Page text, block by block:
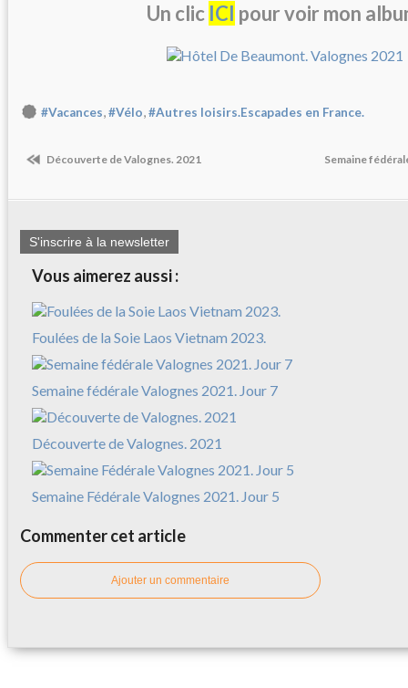
Un clic ICI pour voir mon
#Vacances,#Vélo,#Autres loisirs.Escapades en France.
Découverte de Valognes. 2021 Semaine
S'inscrire à la newsletter
Vous aimerez aussi :
Foulées de la Soie Laos Vietnam 2023.
Semaine fédérale Valognes 2021. Jour 7
Découverte de Valognes. 2021
Semaine Fédérale Valognes 2021. Jour 5
Commenter cet article
Ajouter un commentaire